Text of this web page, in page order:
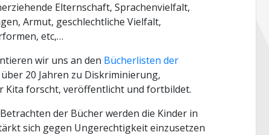
Elternschaft, Sprachenvielfalt,
Armut, geschlechtliche Vielfalt,
etc,…
wir uns an den Bücherlisten der
über 20 Jahren zu Diskriminierung,
Kita forscht, veröffentlicht und fortbildet.
der Bücher werden die Kinder in
sich gegen Ungerechtigkeit einzusetzen